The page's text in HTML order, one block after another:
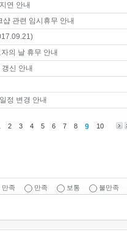
연 안내
관련 임시휴무 안내
의 날 휴무 안내
신 안내
정 변경 안내
2 3 4 5 6 7 8 9 10
만족 만족 보통 불만족